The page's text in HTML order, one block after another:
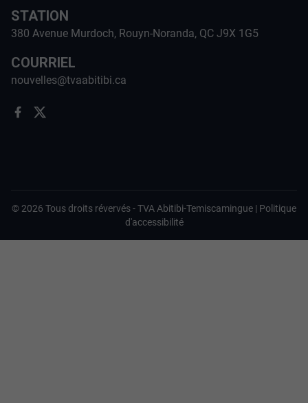
STATION
380 Avenue Murdoch, Rouyn-Noranda, QC J9X 1G5
COURRIEL
nouvelles@tvaabitibi.ca
© 2026 Tous droits révervés -TVA Abitibi-Temiscamingue | Politique
d'accessibilité